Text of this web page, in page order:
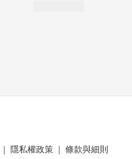
｜ 隱私權政策 ｜ 條款與細則